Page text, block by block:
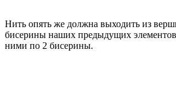
Нить опять же должна выходить из
бисерины наших предыдущих
ними по 2 бисерины.